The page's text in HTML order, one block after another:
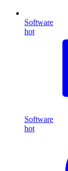
Software
hot
Software
hot